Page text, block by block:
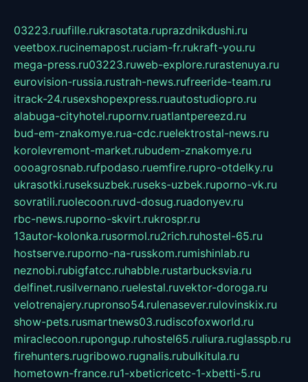
03223.ruufille.rukrasotata.ruprazdnikdushi.ru
veetbox.rucinemapost.ruciam-fr.rukraft-you.ru
mega-press.ru03223.ruweb-explore.rurastenuya.ru
eurovision-russia.rustrah-news.rufreeride-team.ru
itrack-24.rusexshopexpress.ruautostudiopro.ru
alabuga-cityhotel.rupornv.ruatlantpereezd.ru
bud-em-znakomye.rua-cdc.ruelektrostal-news.ru
korolevremont-market.rubudem-znakomye.ru
oooagrosnab.rufpodaso.ruemfire.rupro-otdelky.ru
ukrasotki.ruseksuzbek.ruseks-uzbek.ruporno-vk.ru
sovratili.ruolecoon.ruvd-dosug.ruadonyev.ru
rbc-news.ruporno-skvirt.rukrospr.ru
13autor-kolonka.rusormol.ru2rich.ruhostel-65.ru
hostserve.ruporno-na-russkom.rumishinlab.ru
neznobi.rubigfatcc.ruhabble.rustarbucksvia.ru
delfinet.rusilvernano.ruelestal.ruvektor-doroga.ru
velotrenajery.rupronso54.rulenasever.rulovinskix.ru
show-pets.rusmartnews03.rudiscofoxworld.ru
miraclecoon.rupongup.ruhostel65.ruliura.ruglasspb.ru
firehunters.rugribowo.rugnalis.rubulkitula.ru
hometown-france.ru1-xbeticricetc-1-xbetti-5.ru